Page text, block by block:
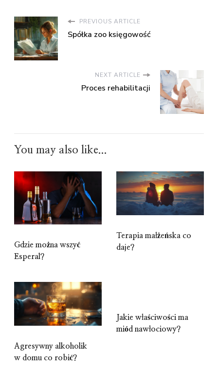
PREVIOUS ARTICLE
Spółka zoo księgowość
NEXT ARTICLE
Proces rehabilitacji
You may also like...
Gdzie można wszyć
Esperal?
Terapia małżeńska co
daje?
Agresywny alkoholik
w domu co robić?
Jakie właściwości ma
miód nawłociowy?